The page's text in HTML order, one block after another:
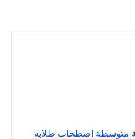
متوسطة اصطحاب طلابه